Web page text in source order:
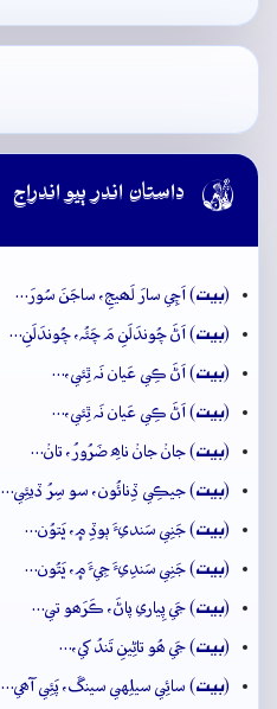
 داستان اندر ٻيو اندراج
(بيت) اَچِي سارَ لَھيجِ، ساجَنَ سُورَ…
(بيت) اَڻَ چُوندَلَنِ مَ چَئُہ، چُوندَلَنِ…
(بيت) اَڻَ ڪِي عَيان نَہ ٿِئي،…
(بيت) اَڻَ ڪِي عَيان نَہ ٿِئي،…
(بيت) جانۡ جانۡ ناھِ ضَرُورُ، تانۡ…
(بيت) جيڪِي ڏِنائُون، سو سِرُ ڏيئِي…
(بيت) جَنِي سَنديءَ ٻوڏِ ۾، ڀَتوُن…
(بيت) جَنِي سَندِيءَ جِيءَ ۾، ڀَتُون…
(بيت) جَي پِياري پاڻَ، ڪَرَھو تي…
(بيت) جَي ھُو تاڻِينِ تَندُ کي،…
(بيت) سائِي سيلِهي سينڱ، پَئِي آھي…